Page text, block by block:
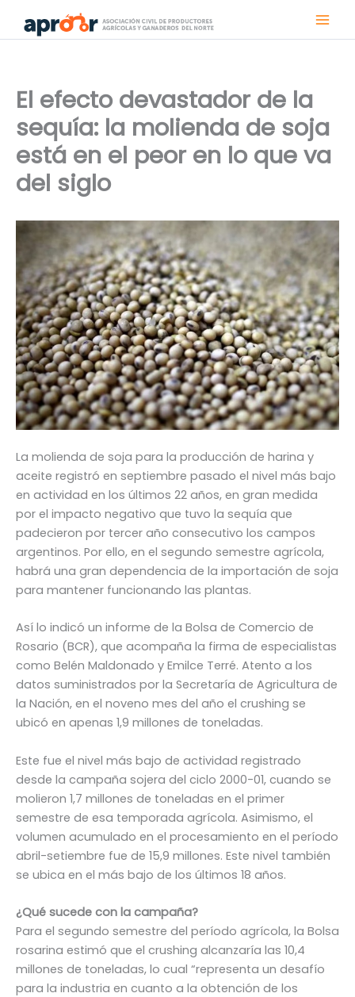
El efecto devastador de la
sequía: la molienda de soja
está en el peor en lo que va
del siglo
La molienda de soja para la producción de harina y
aceite registró en septiembre pasado el nivel más bajo
en actividad en los últimos 22 años, en gran medida
por el impacto negativo que tuvo la sequía que
padecieron por tercer año consecutivo los campos
argentinos. Por ello, en el segundo semestre agrícola,
habrá una gran dependencia de la importación de soja
para mantener funcionando las plantas.
Así lo indicó un informe de la Bolsa de Comercio de
Rosario (BCR), que acompaña la firma de especialistas
como Belén Maldonado y Emilce Terré. Atento a los
datos suministrados por la Secretaría de Agricultura de
la Nación, en el noveno mes del año el crushing se
ubicó en apenas 1,9 millones de toneladas.
Este fue el nivel más bajo de actividad registrado
desde la campaña sojera del ciclo 2000-01, cuando se
molieron 1,7 millones de toneladas en el primer
semestre de esa temporada agrícola. Asimismo, el
volumen acumulado en el procesamiento en el período
abril-setiembre fue de 15,9 millones. Este nivel también
se ubica en el más bajo de los últimos 18 años.
¿Qué sucede con la campaña?
Para el segundo semestre del período agrícola, la Bolsa
rosarina estimó que el crushing alcanzaría las 10,4
millones de toneladas, lo cual “representa un desafío
para la industria en cuanto a la obtención de los